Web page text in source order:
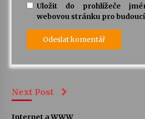
Uložit do prohlížeče
webovou stránku pro
Next Post
Internet a WWW